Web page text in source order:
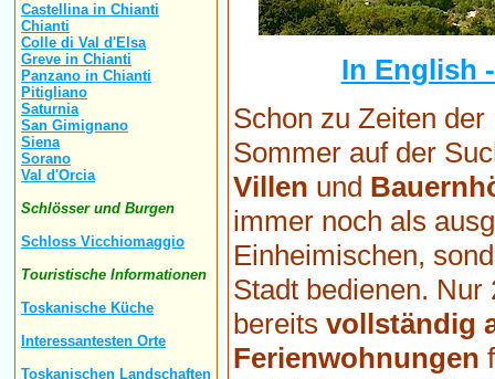
Castellina in Chianti
Chianti
Colle di Val d'Elsa
Greve in Chianti
Panzano in Chianti
Pitigliano
Saturnia
San Gimignano
Siena
Sorano
Val d'Orcia
Schlösser und Burgen
Schloss Vicchiomaggio
Touristische Informationen
Toskanische Küche
Interessantesten Orte
Toskanischen Landschaften
In English
Schon zu Zeiten
Sommer auf der
Villen und
immer noch als
Einheimischen,
Stadt bedienen.
bereits vollständig
Ferienwohnungen